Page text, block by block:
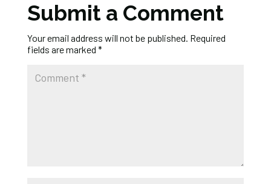
Submit a Comment
Your email address will not be published. Required
fields are marked *